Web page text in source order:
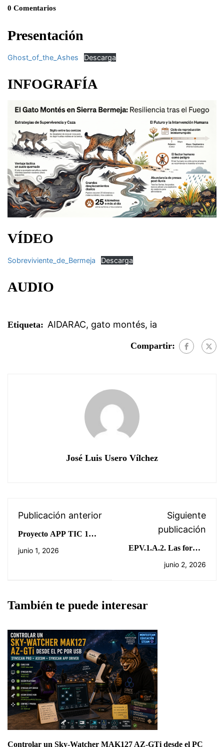
0 Comentarios
Presentación
Ghost_of_the_Ashes Descarga
INFOGRAFÍA
VÍDEO
Sobreviviente_de_Bermeja Descarga
AUDIO
Etiqueta: AIDARAC, gato montés, ia
Compartir:
José Luis Usero Vílchez
Publicación anterior
Proyecto APP TIC 1
Bachillerato
junio 1, 2026
Siguiente
publicación
EPV.1.A.2. Las formas
geométricas en el arte y
junio 2, 2026
También te puede interesar
Controlar un Sky-Watcher MAK127 AZ-GTi desde el PC